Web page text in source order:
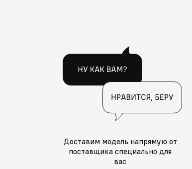
Доставим модель напрямую от
поставщика специально для
вас